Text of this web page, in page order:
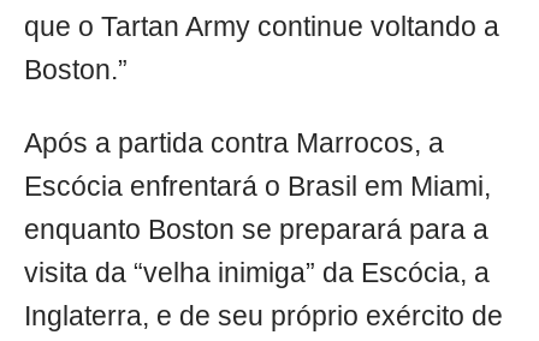
que o Tartan Army continue voltando a
Boston.”
Após a partida contra Marrocos, a
Escócia enfrentará o Brasil em Miami,
enquanto Boston se preparará para a
visita da “velha inimiga” da Escócia, a
Inglaterra, e de seu próprio exército de